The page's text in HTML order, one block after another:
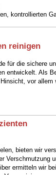
kontrollierten
reinigen
für die sichere
entwickelt. Als
vor allem
bieten wir
Verschmutzung
ermitteln wir